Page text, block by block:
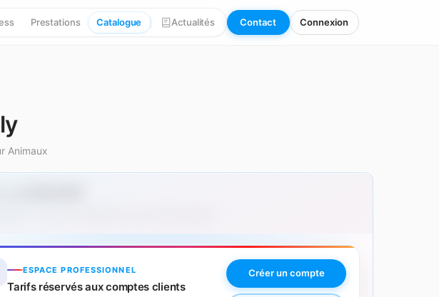
Prestations Catalogue Actualités Contact Connexion
Animaux
ESPACE PROFESSIONNEL
Tarifs réservés aux comptes clients
Créer un compte